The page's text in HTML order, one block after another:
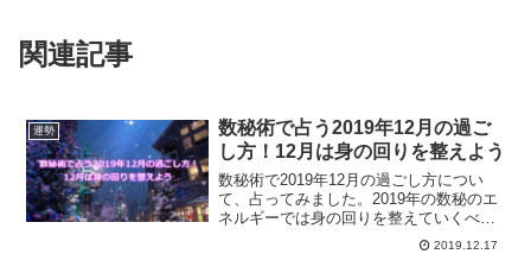
関連記事
運勢
数秘術で占う2019年12月の過ご
し方！12月は身の回りを整えよう
数秘術で2019年12月の過ごし方につい
て、占ってみました。2019年の数秘のエ
ネルギーでは身の回りを整えていくべき
時になります。数秘術で占う2019年12月
2019.12.17